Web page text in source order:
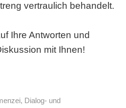
vertraulich behandelt.
Ihre Antworten und
mit Ihnen!
, Dialog- und